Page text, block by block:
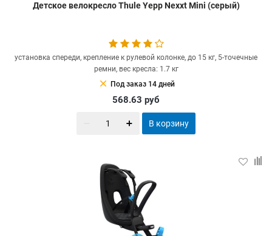
Детское велокресло Thule Yepp Nexxt Mini (серый)
установка спереди, крепление к рулевой колонке, до 15 кг, 5-точечные
ремни, вес кресла: 1.7 кг
clear Под заказ 14 дней
568.63 руб
В корзину